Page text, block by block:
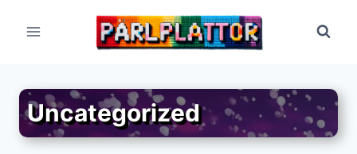
Uncategorized